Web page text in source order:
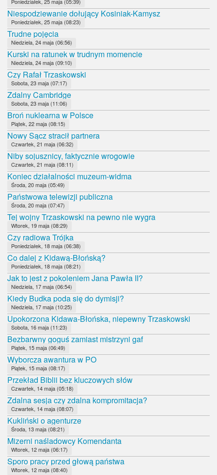
Niespodziewanie dołujący Kosiniak-Kamysz
Poniedziałek, 25 maja (08:23)
Trudne pojęcia
Niedziela, 24 maja (06:56)
Kurski na ratunek w trudnym momencie
Niedziela, 24 maja (09:10)
Czy Rafał Trzaskowski
Sobota, 23 maja (07:17)
Zdalny Cambridge
Sobota, 23 maja (11:06)
Broń nuklearna w Polsce
Piątek, 22 maja (08:15)
Nowy Sącz stracił partnera
Czwartek, 21 maja (06:32)
Niby sojusznicy, faktycznie wrogowie
Czwartek, 21 maja (08:11)
Koniec działalności muzeum-widma
Środa, 20 maja (05:49)
Państwowa telewizji publiczna
Środa, 20 maja (07:47)
Tej wojny Trzaskowski na pewno nie wygra
Wtorek, 19 maja (08:29)
Czy radiowa Trójka
Poniedziałek, 18 maja (06:38)
Co dalej z Kidawą-Błońską?
Poniedziałek, 18 maja (08:21)
Jak to jest z pokoleniem Jana Pawła II?
Niedziela, 17 maja (06:54)
Kiedy Budka poda się do dymisji?
Niedziela, 17 maja (10:25)
Upokorzona Kidawa-Błońska, niepewny Trzaskowski
Sobota, 16 maja (11:23)
Bezbarwny goguś zamiast mistrzyni gaf
Piątek, 15 maja (06:49)
Wyborcza awantura w PO
Piątek, 15 maja (08:17)
Przekład Biblii bez kluczowych słów
Czwartek, 14 maja (05:18)
Zdalna sesja czy zdalna kompromitacja?
Czwartek, 14 maja (08:07)
Kukliński o agenturze
Środa, 13 maja (08:21)
Mizerni naśladowcy Komendanta
Wtorek, 12 maja (06:17)
Sporo pracy przed głową państwa
Wtorek, 12 maja (08:40)